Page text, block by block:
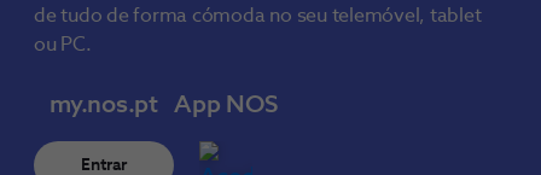
de tudo de forma cómoda no seu telemóvel, tablet
ou PC.
my.nos.pt
Entrar
App NOS